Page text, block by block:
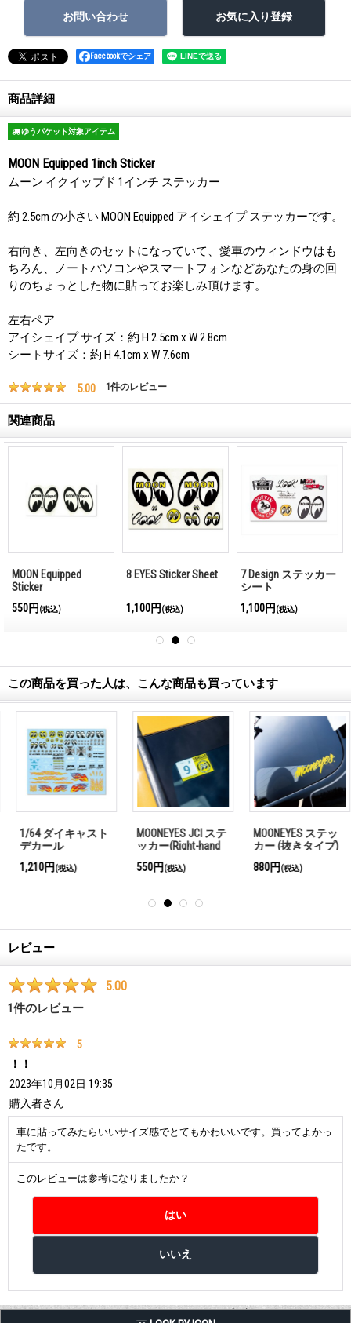
Facebookでシェア
商品詳細
ゆうパケット対象アイテム
MOON Equipped 1inch Sticker
ムーン イクイップド 1インチ ステッカー
約 2.5cm の小さい MOON Equipped アイシェイプ ステッカーです。
右向き、左向きのセットになっていて、愛車のウィンドウはも
ちろん、ノートパソコンやスマートフォンなどあなたの身の回
りのちょっとした物に貼ってお楽しみ頂けます。
左右ペア
アイシェイプ サイズ：約 H 2.5cm x W 2.8cm
シートサイズ：約 H 4.1cm x W 7.6cm
5.00 1件のレビュー
関連商品
MOON Equipped
Sticker
550円 (税込)
8 EYES Sticker Sheet
1,100円 (税込)
7 Design ステッカー
シート
1,100円 (税込)
この商品を買った人は、こんな商品も買っています
1/64 ダイキャスト
デカール
ト(水貼り)
1,210円(税込)
MOONEYES JCI ステ
ッカー(Right-hand
550円(税込)
MOONEYES ステッ
カー (抜きタイプ)
880円(税込)
レビュー
5.00
1件のレビュー
5
！！
2023年10月02日 19:35
購入者さん
車に貼ってみたらいいサイズ感でとてもかわいいです。買ってよかっ
たです。
このレビューは参考になりましたか？